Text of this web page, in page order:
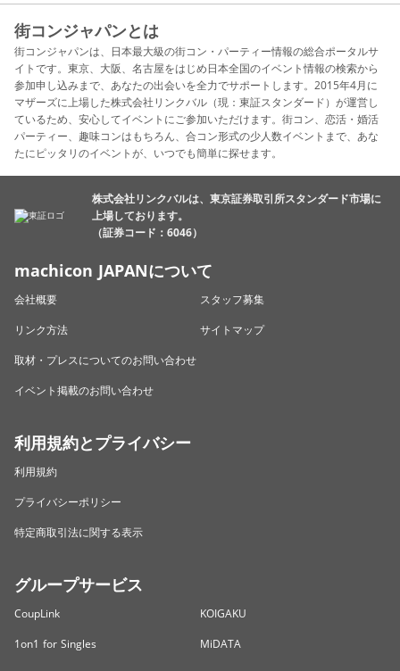
街コンジャパンとは
街コンジャパンは、日本最大級の街コン・パーティー情報の総合ポータルサ
イトです。東京、大阪、名古屋をはじめ日本全国のイベント情報の検索から
参加申し込みまで、あなたの出会いを全力でサポートします。2015年4月に
マザーズに上場した株式会社リンクバル（現：東証スタンダード）が運営し
ているため、安心してイベントにご参加いただけます。街コン、恋活・婚活
パーティー、趣味コンはもちろん、合コン形式の少人数イベントまで、あな
たにピッタリのイベントが、いつでも簡単に探せます。
株式会社リンクバルは、東京証券取引所スタンダード市場に
上場しております。
（証券コード：6046）
machicon JAPANについて
会社概要
スタッフ募集
リンク方法
サイトマップ
取材・プレスについてのお問い合わせ
イベント掲載のお問い合わせ
利用規約とプライバシー
利用規約
プライバシーポリシー
特定商取引法に関する表示
グループサービス
CoupLink
KOIGAKU
1on1 for Singles
MiDATA